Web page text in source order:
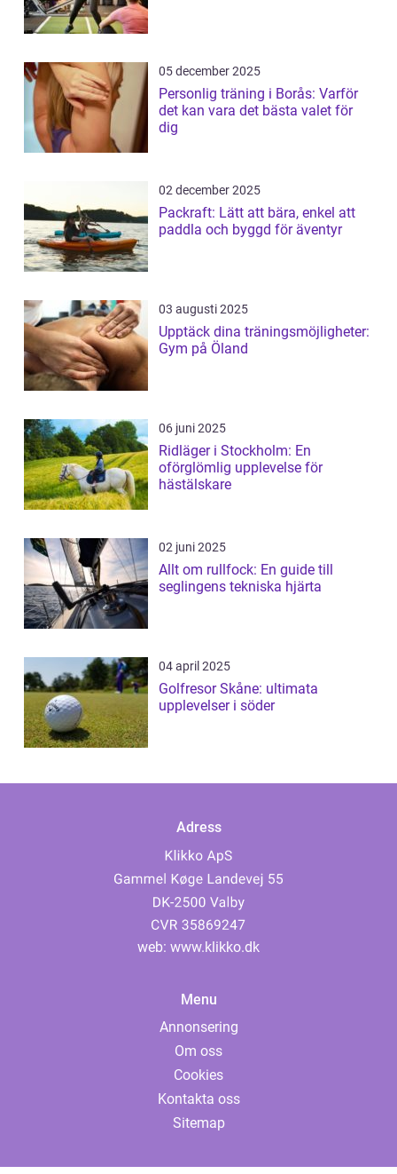
05 december 2025
Personlig träning i Borås: Varför
det kan vara det bästa valet för
dig
02 december 2025
Packraft: Lätt att bära, enkel att
paddla och byggd för äventyr
03 augusti 2025
Upptäck dina träningsmöjligheter:
Gym på Öland
06 juni 2025
Ridläger i Stockholm: En
oförglömlig upplevelse för
hästälskare
02 juni 2025
Allt om rullfock: En guide till
seglingens tekniska hjärta
04 april 2025
Golfresor Skåne: ultimata
upplevelser i söder
Adress
web: www.klikko.dk
Menu
Annonsering
Om oss
Cookies
Kontakta oss
Sitemap